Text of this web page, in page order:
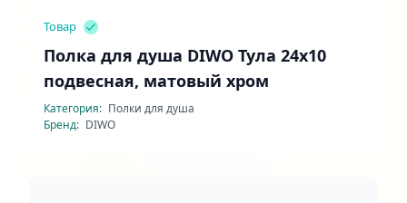
Товар
Полка для душа DIWO Тула 24x10
подвесная, матовый хром
Категория: Полки для душа
Бренд: DIWO